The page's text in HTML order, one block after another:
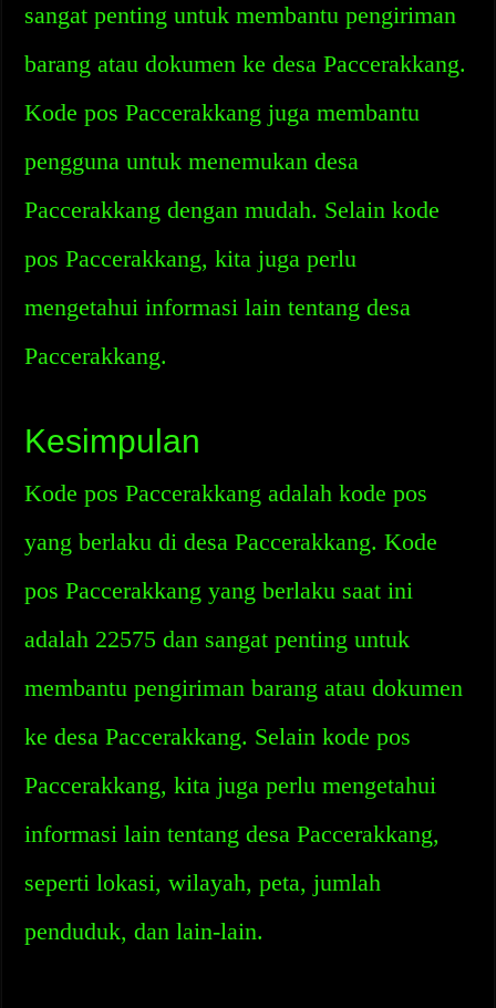
sangat penting untuk membantu pengiriman
barang atau dokumen ke desa Paccerakkang.
Kode pos Paccerakkang juga membantu
pengguna untuk menemukan desa
Paccerakkang dengan mudah. Selain kode
pos Paccerakkang, kita juga perlu
mengetahui informasi lain tentang desa
Paccerakkang.
Kesimpulan
Kode pos Paccerakkang adalah kode pos
yang berlaku di desa Paccerakkang. Kode
pos Paccerakkang yang berlaku saat ini
adalah 22575 dan sangat penting untuk
membantu pengiriman barang atau dokumen
ke desa Paccerakkang. Selain kode pos
Paccerakkang, kita juga perlu mengetahui
informasi lain tentang desa Paccerakkang,
seperti lokasi, wilayah, peta, jumlah
penduduk, dan lain-lain.